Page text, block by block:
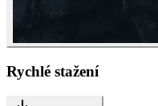
Rychlé stažení